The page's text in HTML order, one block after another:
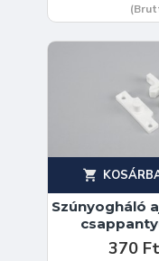
Szúnyogháló
370